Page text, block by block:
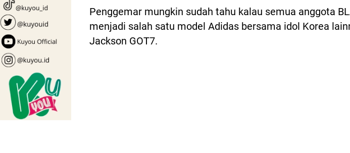
Penggemar mungkin sudah tahu kalau semua anggota
menjadi salah satu model Adidas bersama idol Korea
Jackson GOT7.